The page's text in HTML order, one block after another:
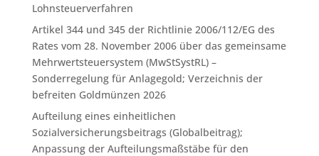
Lohnsteuerverfahren
Artikel 344 und 345 der Richtlinie 2006/112/EG des
Rates vom 28. November 2006 über das gemeinsame
Mehrwertsteuersystem (MwStSystRL) –
Sonderregelung für Anlagegold; Verzeichnis der
befreiten Goldmünzen 2026
Aufteilung eines einheitlichen
Sozialversicherungsbeitrags (Globalbeitrag);
Anpassung der Aufteilungsmaßstäbe für den